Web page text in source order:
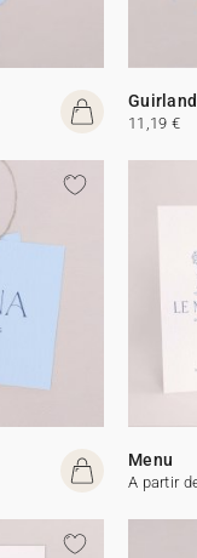
11,19 €
Menu
A partir